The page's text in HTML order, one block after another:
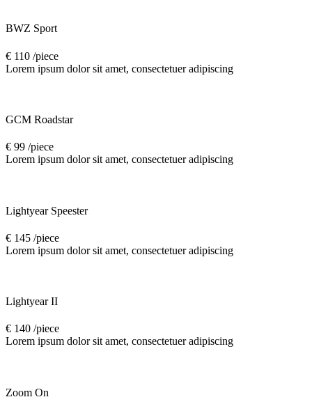
BWZ Sport
€ 110 /piece
Lorem ipsum dolor sit amet, consectetuer adipiscing
GCM Roadstar
€ 99 /piece
Lorem ipsum dolor sit amet, consectetuer adipiscing
Lightyear Speester
€ 145 /piece
Lorem ipsum dolor sit amet, consectetuer adipiscing
Lightyear II
€ 140 /piece
Lorem ipsum dolor sit amet, consectetuer adipiscing
Zoom On